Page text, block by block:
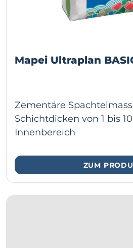
Mapei Ultraplan
Zementäre
Schichtdicken von 1 bis
Innenbereich
ZUM